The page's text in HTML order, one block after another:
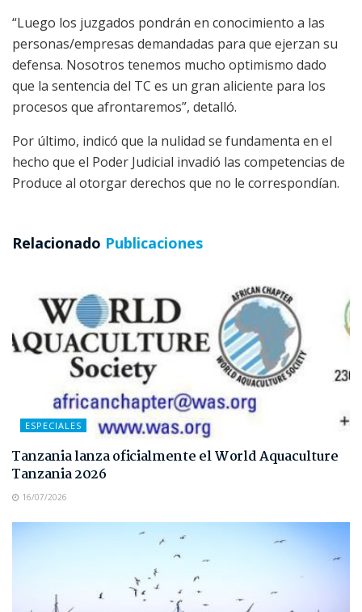
“Luego los juzgados pondrán en conocimiento a las
personas/empresas demandadas para que ejerzan su
defensa. Nosotros tenemos mucho optimismo dado
que la sentencia del TC es un gran aliciente para los
procesos que afrontaremos”, detalló.
Por último, indicó que la nulidad se fundamenta en el
hecho que el Poder Judicial invadió las competencias de
Produce al otorgar derechos que no le correspondían.
Relacionado Publicaciones
ESPECIALES
Tanzania lanza oficialmente el World Aquaculture
Tanzania 2026
16/07/2026